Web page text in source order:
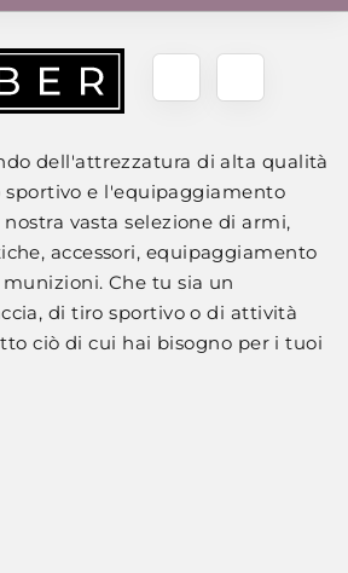
dell'attrezzatura di alta qualità
sportivo e l'equipaggiamento
vasta selezione di armi,
accessori, equipaggiamento
Che tu sia un
di tiro sportivo o di attività
ciò di cui hai bisogno per i tuoi